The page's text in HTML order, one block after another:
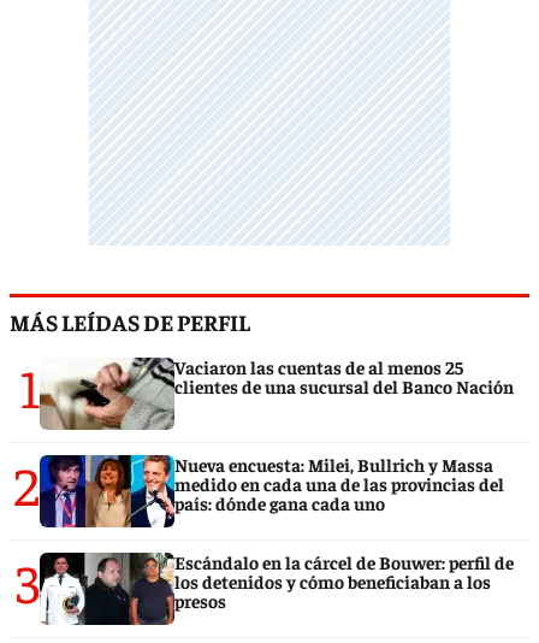
MÁS LEÍDAS DE PERFIL
1
Vaciaron las cuentas de al menos 25
clientes de una sucursal del Banco Nación
2
Nueva encuesta: Milei, Bullrich y Massa
medido en cada una de las provincias del
país: dónde gana cada uno
3
Escándalo en la cárcel de Bouwer: perfil de
los detenidos y cómo beneficiaban a los
presos